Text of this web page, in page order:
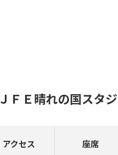
ＪＦＥ晴れの国スタ
アクセス 座席